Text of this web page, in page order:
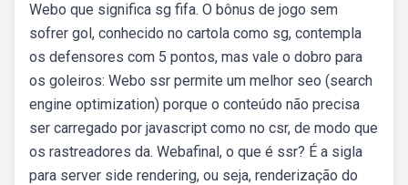
Webo que significa sg fifa. O bônus de jogo sem
sofrer gol, conhecido no cartola como sg, contempla
os defensores com 5 pontos, mas vale o dobro para
os goleiros: Webo ssr permite um melhor seo (search
engine optimization) porque o conteúdo não precisa
ser carregado por javascript como no csr, de modo que
os rastreadores da. Webafinal, o que é ssr? É a sigla
para server side rendering, ou seja, renderização do